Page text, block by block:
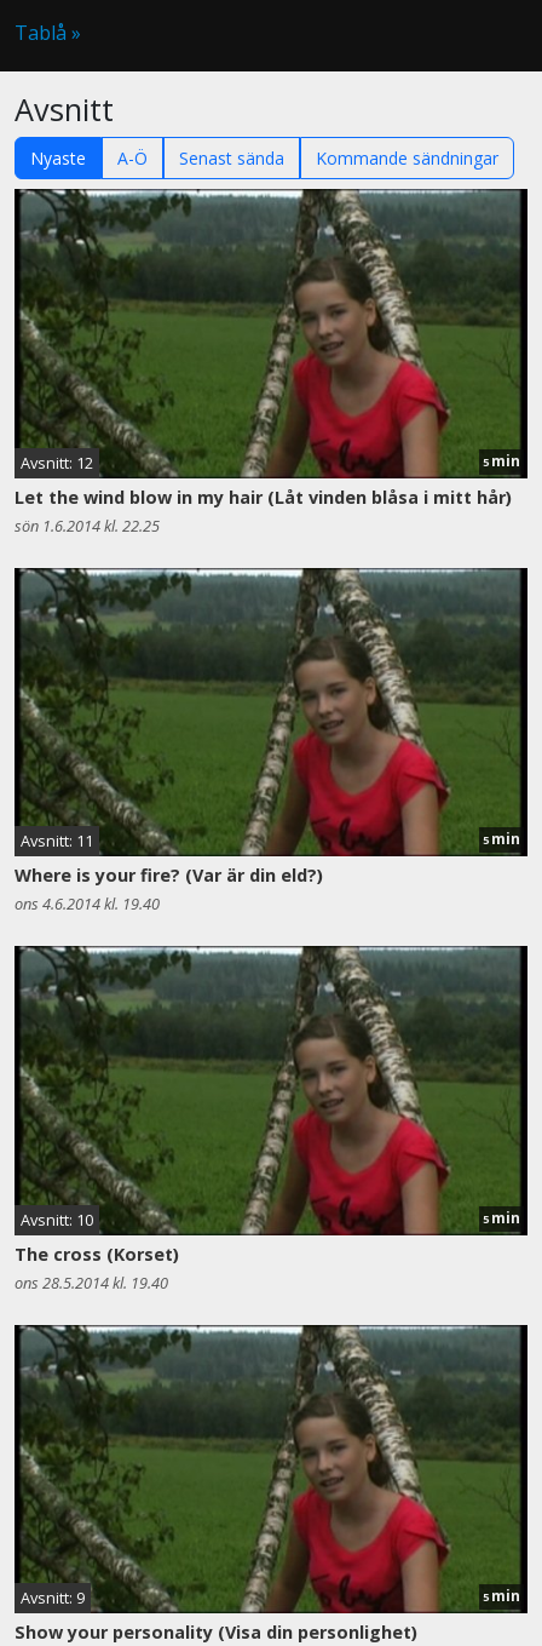
Tablå »
Avsnitt
Nyaste A-Ö Senast sända Kommande sändningar
Avsnitt: 12 5 min
Let the wind blow in my hair (Låt vinden blåsa i mitt hår)
sön 1.6.2014 kl. 22.25
Avsnitt: 11 5 min
Where is your fire? (Var är din eld?)
ons 4.6.2014 kl. 19.40
Avsnitt: 10 5 min
The cross (Korset)
ons 28.5.2014 kl. 19.40
Avsnitt: 9 5 min
Show your personality (Visa din personlighet)